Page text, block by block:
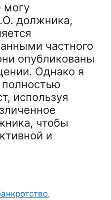
могу
должника,
частного
опубликованы
Однако я
используя
чтобы
и
,